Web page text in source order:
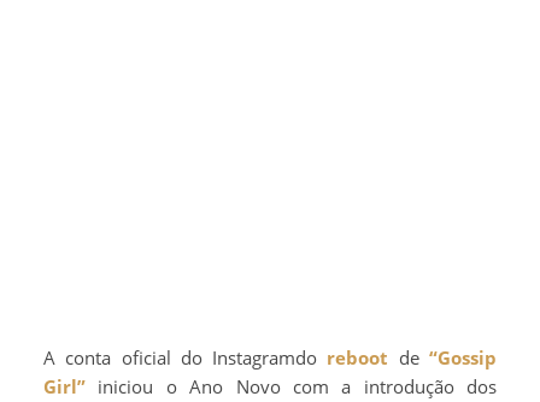
A conta oficial do Instagramdo reboot de“Gossip
Girl” iniciou o Ano Novo com a introdução dos